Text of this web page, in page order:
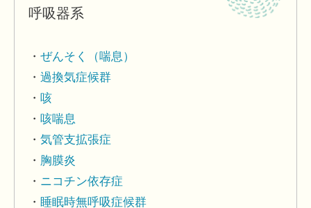
呼吸器系
ぜんそく（喘息）
過換気症候群
咳
咳喘息
気管支拡張症
胸膜炎
ニコチン依存症
睡眠時無呼吸症候群